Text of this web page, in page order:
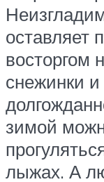
оставляет
восторгом
снежинки
зимой
лыжах. А